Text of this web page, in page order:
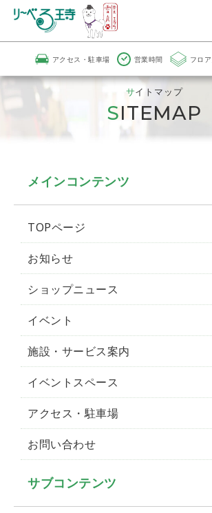
アクセス・駐車場 営業時間 フロ
サイトマップ
SITEMAP
メインコンテンツ
TOPページ
お知らせ
ショップニュース
イベント
施設・サービス案内
イベントスペース
アクセス・駐車場
お問い合わせ
サブコンテンツ